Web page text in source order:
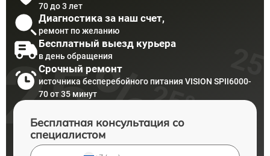
70 до 3 лет
Диагностика за наш счет,
ремонт по желанию
Бесплатный выезд курьера
в день обращения
Срочный ремонт
источника бесперебойного питания VISION SPII6000-
70 от 35 минут
Бесплатная консультация со
специалистом